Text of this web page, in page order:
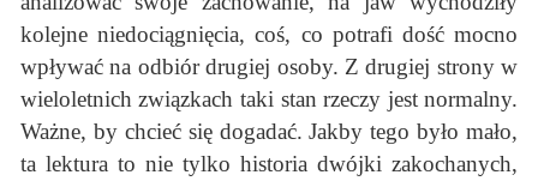
kolejne niedociągnięcia, coś, co potrafi dość mocno
wpływać na odbiór drugiej osoby. Z drugiej strony w
wieloletnich związkach taki stan rzeczy jest normalny.
Ważne, by chcieć się dogadać. Jakby tego było mało,
ta lektura to nie tylko historia dwójki zakochanych,